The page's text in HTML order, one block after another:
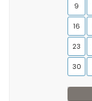
9
16
23
30